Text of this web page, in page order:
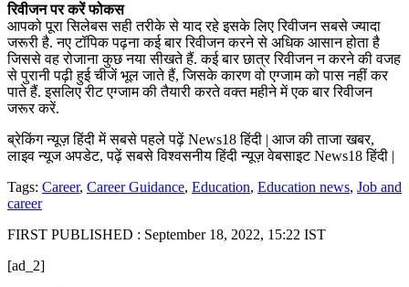
रिवीजन पर करें फोकस
आपको पूरा सिलेबस सही तरीके से याद रहे इसके लिए रिवीजन सबसे ज्यादा
जरूरी है. नए टॉपिक पढ़ना कई बार रिवीजन करने से अधिक आसान होता है
जिससे वह रोजाना कुछ नया सीखते हैं. कई बार छात्र रिवीजन न करने की वजह
से पुरानी पढ़ी हुई चीजें भूल जाते हैं, जिसके कारण वो एग्जाम को पास नहीं कर
पाते हैं. इसलिए रीट एग्जाम की तैयारी करते वक्त महीने में एक बार रिवीजन
जरूर करें.
ब्रेकिंग न्यूज़ हिंदी में सबसे पहले पढ़ें News18 हिंदी | आज की ताजा खबर,
लाइव न्यूज अपडेट, पढ़ें सबसे विश्वसनीय हिंदी न्यूज़ वेबसाइट News18 हिंदी |
Tags: Career, Career Guidance, Education, Education news, Job and
career
FIRST PUBLISHED : September 18, 2022, 15:22 IST
[ad_2]